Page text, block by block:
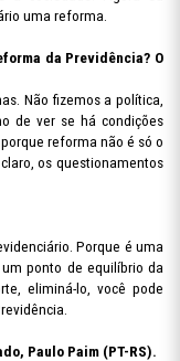
uma reforma.
da Previdência? O
Não fizemos a política,
de ver se há condições
reforma não é só o
os questionamentos
Porque é uma
ponto de equilíbrio da
eliminá-lo, você pode
Paulo Paim (PT-RS).